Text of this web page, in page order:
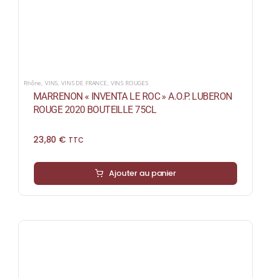
Rhône VINS ,VINS DE FRANCE VINS ROUGES
MARRENON « INVENTA LE ROC » A.O.P. LUBERON
ROUGE 2020 BOUTEILLE 75CL
23,80 € TTC
Ajouter au panier